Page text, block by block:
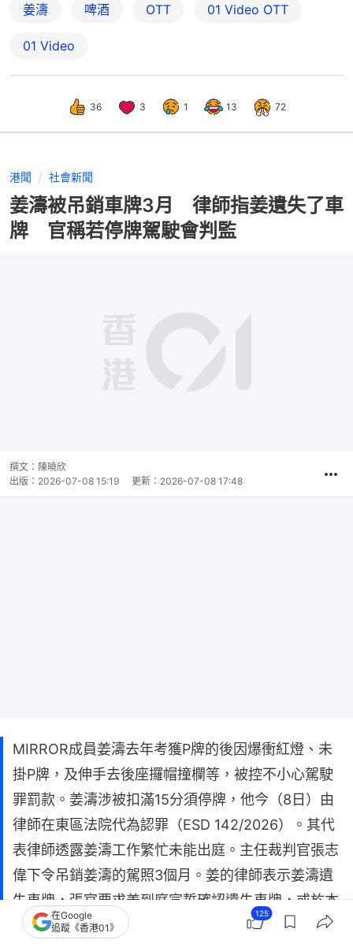
姜濤 啤酒 OTT 01‌ ‌Video‌ ‌OTT
01 Video
36 3 1 13 72
港聞 社會新聞
姜濤被吊銷車牌3月 律師指姜遺失了車
牌 官稱若停牌駕駛會判監
撰文： 陳曉欣
出版： 2026-07-08 15:19 更新： 2026-07-08 17:48
MIRROR成員姜濤去年考獲P牌的後因爆衝紅燈、未
掛P牌，及伸手去後座攞帽撞欄等，被控不小心駕駛
罪罰款。姜濤涉被扣滿15分須停牌，他今（8日）由
律師在東區法院代為認罪（ESD 142/2026）。其代
表律師透露姜濤工作繁忙未能出庭。主任裁判官張志
偉下令吊銷姜濤的駕照3個月。姜的律師表示姜濤遺
失車牌，張官要求姜到庭宣誓確認遺失車牌，或於本
月22日前交出車牌。
在Google
追蹤《香港01》
125